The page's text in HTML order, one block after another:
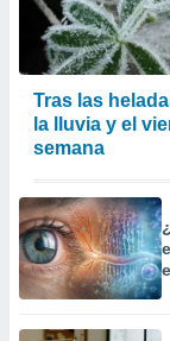
Tras las
la lluvia y el
semana